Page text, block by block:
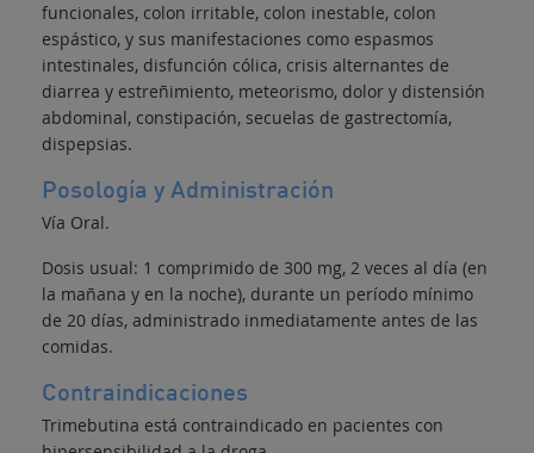
funcionales, colon irritable, colon inestable, colon
espástico, y sus manifestaciones como espasmos
intestinales, disfunción cólica, crisis alternantes de
diarrea y estreñimiento, meteorismo, dolor y distensión
abdominal, constipación, secuelas de gastrectomía,
dispepsias.
Posología y Administración
Vía Oral.
Dosis usual: 1 comprimido de 300 mg, 2 veces al día (en
la mañana y en la noche), durante un período mínimo
de 20 días, administrado inmediatamente antes de las
comidas.
Contraindicaciones
Trimebutina está contraindicado en pacientes con